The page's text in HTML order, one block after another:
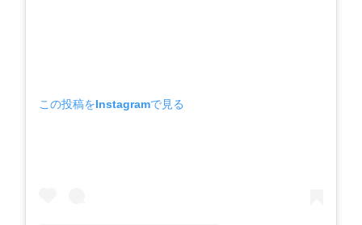
この投稿をInstagramで見る